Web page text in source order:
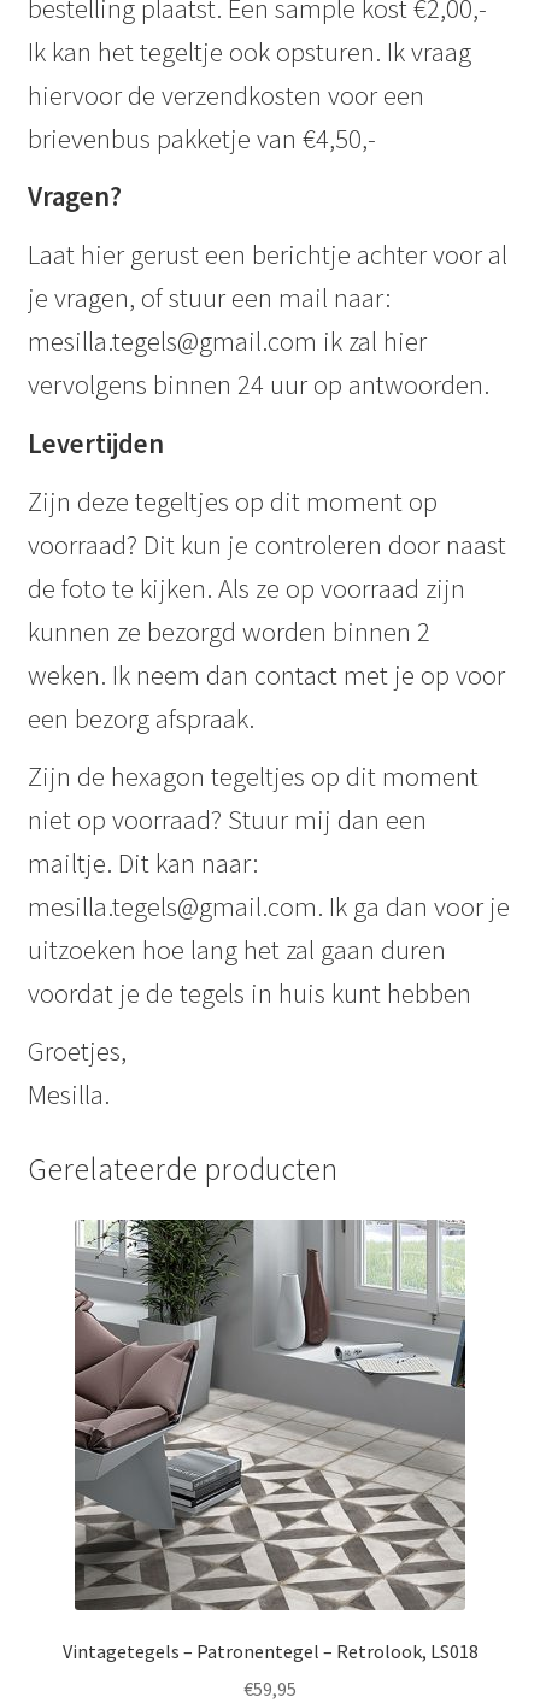
bestelling plaatst. Een sample kost €2,00,-
Ik kan het tegeltje ook opsturen. Ik vraag
hiervoor de verzendkosten voor een
brievenbus pakketje van €4,50,-
Vragen?
Laat hier gerust een berichtje achter voor al
je vragen, of stuur een mail naar:
mesilla.tegels@gmail.com ik zal hier
vervolgens binnen 24 uur op antwoorden.
Levertijden
Zijn deze tegeltjes op dit moment op
voorraad? Dit kun je controleren door naast
de foto te kijken. Als ze op voorraad zijn
kunnen ze bezorgd worden binnen 2
weken. Ik neem dan contact met je op voor
een bezorg afspraak.
Zijn de hexagon tegeltjes op dit moment
niet op voorraad? Stuur mij dan een
mailtje. Dit kan naar:
mesilla.tegels@gmail.com. Ik ga dan voor je
uitzoeken hoe lang het zal gaan duren
voordat je de tegels in huis kunt hebben
Groetjes,
Mesilla.
Gerelateerde producten
Vintagetegels – Patronentegel – Retrolook, LS018
€59,95